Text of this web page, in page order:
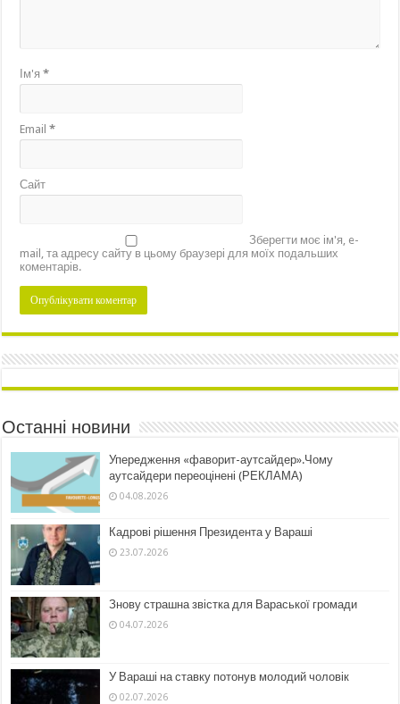
Ім'я*
Email*
Сайт
Зберегти моє ім'я, e-
mail, та адресу сайту в цьому браузері для моїх подальших
коментарів.
Останні новини
Упередження «фаворит-аутсайдер».Чому
аутсайдери переоцінені (РЕКЛАМА)
04.08.2026
Кадрові рішення Президента у Вараші
23.07.2026
Знову страшна звістка для Вараської громади
04.07.2026
У Вараші на ставку потонув молодий чоловік
02.07.2026